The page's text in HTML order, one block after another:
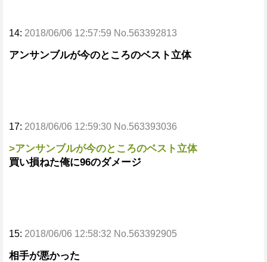
14: 2018/06/06 12:57:59 No.563392813
アンサンブルが今のところのベスト立体
17: 2018/06/06 12:59:30 No.563393036
>アンサンブルが今のところのベスト立体
買い損ねた俺に96のダメージ
15: 2018/06/06 12:58:32 No.563392905
相手が悪かった